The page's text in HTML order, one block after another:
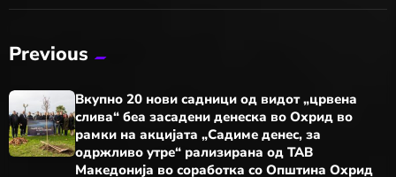
Previous
Вкупно 20 нови садници од видот „црвена
слива“ беа засадени денеска во Охрид во
рамки на акцијата „Садиме денес, за
одржливо утре“ рализирана од ТАВ
Македонија во соработка со Општина Охрид